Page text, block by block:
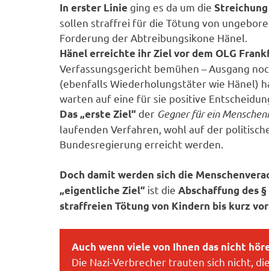
In erster Linie ging es da um dieStreichung
sollen straffrei für die Tötung von
Forderung der Abtreibungsikone Hänel.
Hänel erreichte ihr Ziel vor dem OLG
Verfassungsgericht bemühen – Ausgang
(ebenfalls Wiederholungstäter wie Hänel)
warten auf eine für sie positive
Das „erste Ziel“ der Gegner für ein
laufenden Verfahren, wohl auf der
Bundesregierung erreicht werden.
Doch damit werden sich die
„eigentliche Ziel“ ist die Abschaffung des §
straffreien Tötung von Kindern bis kurz
Auch wenn viele von Ihnen das nicht
Die Nazi-Verbrecher trauten sich nicht,